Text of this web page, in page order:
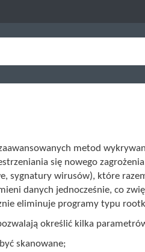
metod
się nowego
sygnatury wirusów), które
danych jednocześnie, co
eliminuje programy typu
określić kilka
skanowane;